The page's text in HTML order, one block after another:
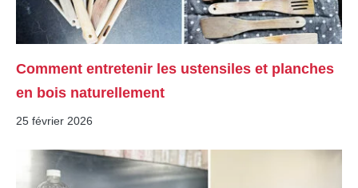
Comment entretenir les ustensiles et planches
en bois naturellement
25 février 2026